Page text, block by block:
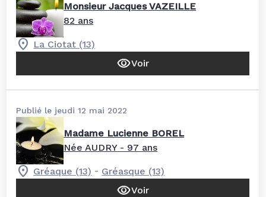
Monsieur Jacques VAZEILLE
82 ans
La Ciotat (13)
Voir
Publié le jeudi 12 mai 2022
Madame Lucienne BOREL
Née AUDRY - 97 ans
Gréaque (13) - Gréasque (13)
Voir